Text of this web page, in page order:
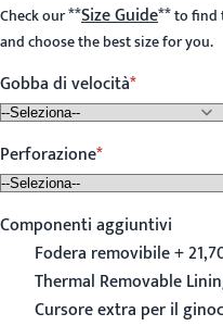
Check our**Size Guide**to find
and choose the best size for you.
Gobba di velocità
Perforazione
Componenti aggiuntivi
Fodera removibile +
Thermal Removable
Cursore extra per il